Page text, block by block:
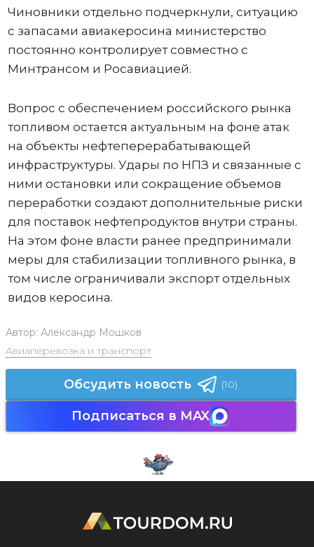
Чиновники отдельно подчеркнули, ситуацию
с запасами авиакеросина министерство
постоянно контролирует совместно с
Минтрансом и Росавиацией.
Вопрос с обеспечением российского рынка
топливом остается актуальным на фоне атак
на объекты нефтеперерабатывающей
инфраструктуры. Удары по НПЗ и связанные с
ними остановки или сокращение объемов
переработки создают дополнительные риски
для поставок нефтепродуктов внутри страны.
На этом фоне власти ранее предпринимали
меры для стабилизации топливного рынка, в
том числе ограничивали экспорт отдельных
видов керосина.
Автор: Александр Мошков
Авиаперевозка и транспорт
Обсудить новость (10)
Подписаться в MAX